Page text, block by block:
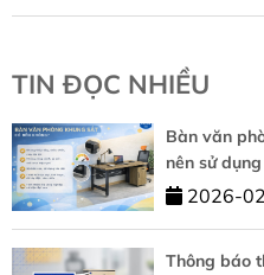
TIN ĐỌC NHIỀU
Bàn văn
nên sử
2026-
Thông báo